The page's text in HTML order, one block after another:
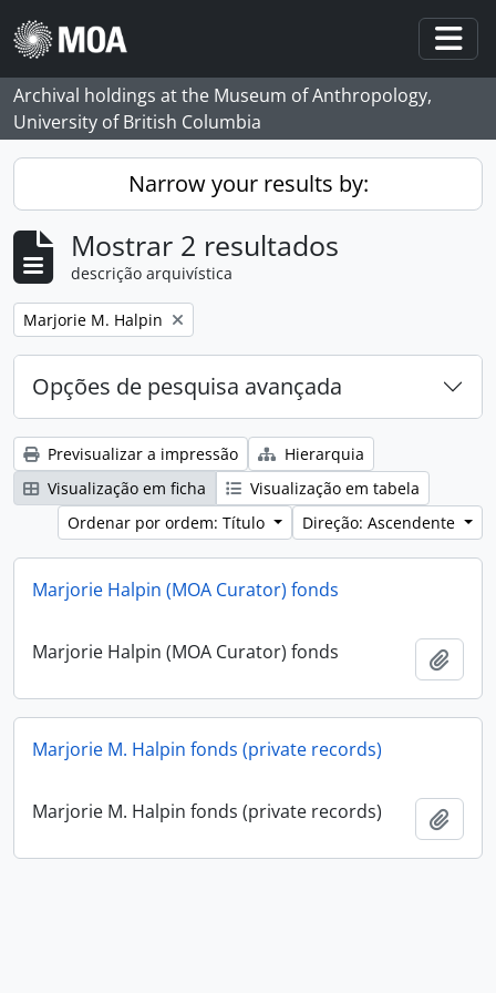
Skip to main content
Archival holdings at the Museum of Anthropology,
University of British Columbia
Narrow your results by:
Mostrar 2 resultados
descrição arquivística
Remove filter:
Marjorie M. Halpin
Opções de pesquisa avançada
Previsualizar a impressão
Hierarquia
Visualização em ficha
Visualização em tabela
Ordenar por ordem: Título
Direção: Ascendente
Marjorie Halpin (MOA Curator) fonds
Marjorie Halpin (MOA Curator) fonds
Marjorie M. Halpin fonds (private records)
Marjorie M. Halpin fonds (private records)